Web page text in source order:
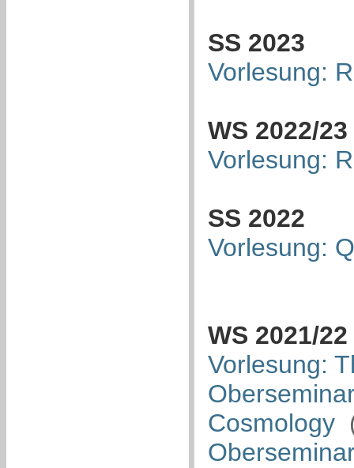
SS 2023
Vorlesung:
WS 2022/23
Vorlesung:
SS 2022
Vorlesung:
WS 2021/22
Vorlesung:
Cosmology